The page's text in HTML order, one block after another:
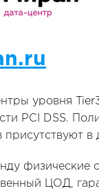
уровня
PCI DSS.
в
физические
ЦОД,